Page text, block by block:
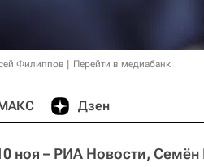
Филиппов Перейти в медиабанк
Дзен
ноя – РИА Новости, Семён